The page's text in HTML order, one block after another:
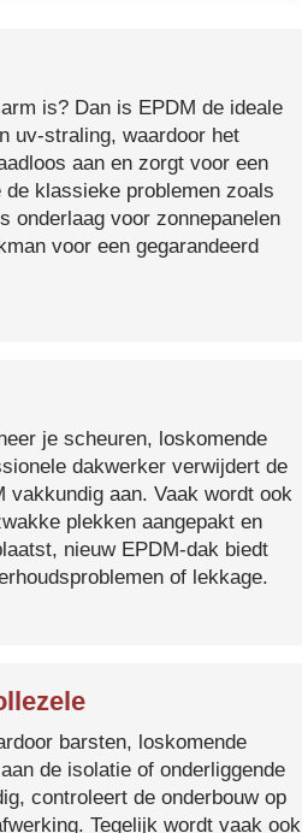
is? Dan is EPDM de ideale
uv-straling, waardoor het
aan en zorgt voor een
klassieke problemen zoals
onderlaag voor zonnepanelen
voor een gegarandeerd
je scheuren, loskomende
dakwerker verwijdert de
vakkundig aan. Vaak wordt ook
plekken aangepakt en
nieuw EPDM-dak biedt
of lekkage.
barsten, loskomende
de isolatie of onderliggende
controleert de onderbouw op
Tegelijk wordt vaak ook